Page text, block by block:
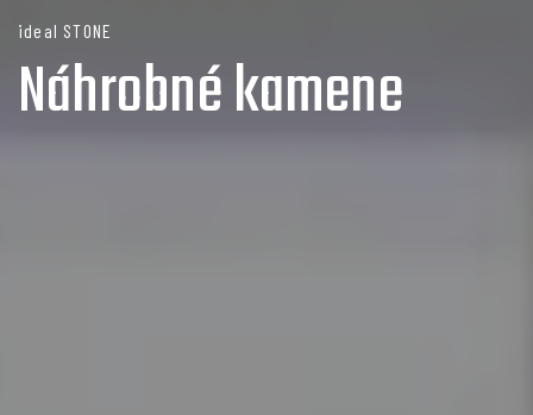
ideal STONE
Náhrobné kamene